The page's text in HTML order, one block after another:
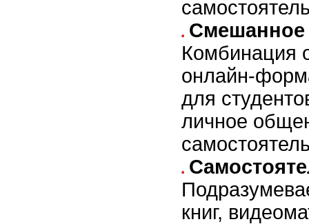
Смешанное
Комбинация
онлайн-
для
личное
книг,